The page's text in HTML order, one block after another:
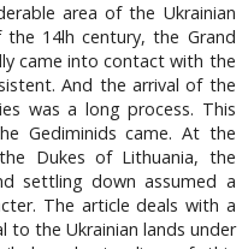
area of the Ukrainian
14lh century, the Grand
came into contact with the
And the arrival of the
was a long process. This
Gediminids came. At the
Dukes of Lithuania, the
settling down assumed a
The article deals with a
to the Ukrainian lands under